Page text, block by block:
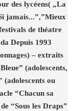
des lycéens( „La
jamais...”,”Mieux
de théatre
Depuis 1993
– extraits
(adolescents,
(adolescents ou
“Chacun sa
“Sous les Draps”